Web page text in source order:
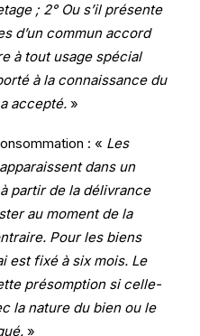
; 2° Ou s’il présente
d’un commun accord
à tout usage spécial
à la connaissance du
accepté. »
: « Les
dans un
partir de la délivrance
au moment de la
Pour les biens
est fixé à six mois. Le
présomption si celle-
la nature du bien ou le
»